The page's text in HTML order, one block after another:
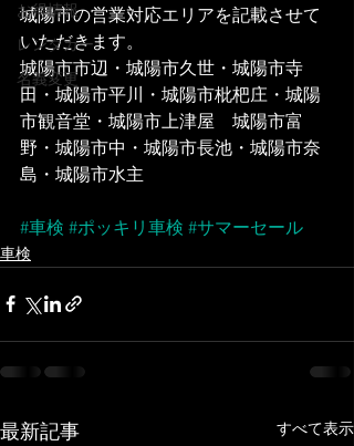
お得情報
レンタカー
名義変更
城陽市の営業対応エリアを記載させて
いただきます。
城陽市市辺・城陽市久世・城陽市寺
田・城陽市平川・城陽市枇杷庄・城陽
市観音堂・城陽市上津屋　城陽市富
野・城陽市中・城陽市長池・城陽市奈
島・城陽市水主
#車検 #ポッキリ車検 #サマーセール
車検
最新記事 すべて表示